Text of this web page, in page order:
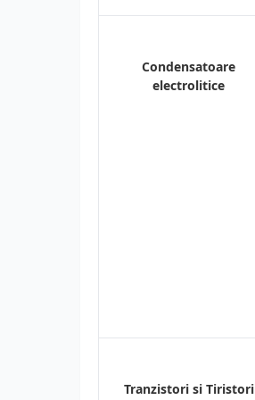
Condensatoare
electrolitice
Tranzistori si Tiristori